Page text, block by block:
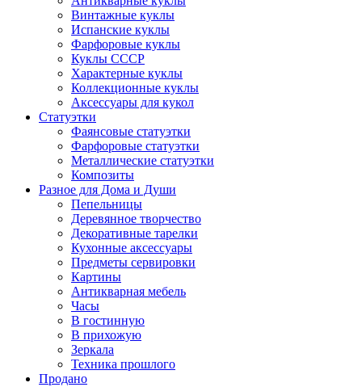
Винтажные куклы
Испанские куклы
Фарфоровые куклы
Куклы СССР
Характерные куклы
Коллекционные куклы
Аксессуары для кукол
Статуэтки
Фаянсовые статуэтки
Фарфоровые статуэтки
Металлические статуэтки
Композиты
Разное для Дома и Души
Пепельницы
Деревянное творчество
Декоративные тарелки
Кухонные аксессуары
Предметы сервировки
Картины
Антикварная мебель
Часы
В гостинную
В прихожую
Зеркала
Техника прошлого
Продано